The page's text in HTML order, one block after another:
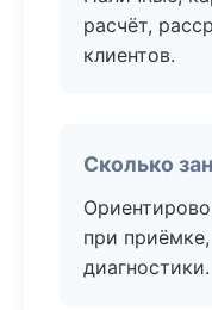
расчёт,
клиентов.
Сколько
при
диагностики.